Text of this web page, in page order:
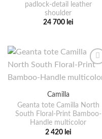
fi
alese
produsului.
padlock-detail leather
shoulder
24 700 lei
are
mai
multe
Opțiunile
pot
fi
alese
Camilla
Geanta tote Camilla North
South Floral-Print Bamboo-
Handle multicolor
2 420 lei